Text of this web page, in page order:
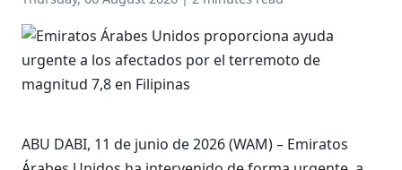
ABU DABI, 11 de junio de 2026 (WAM) – Emiratos